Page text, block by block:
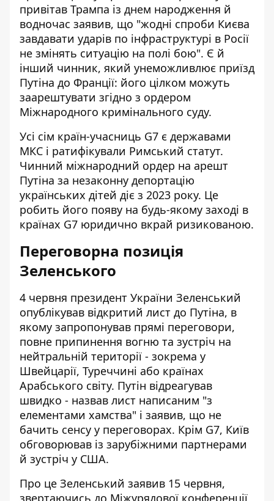
привітав Трампа із днем народження й
водночас заявив, що "жодні спроби Києва
завдавати ударів по інфраструктурі в Росії
не змінять ситуацію на полі бою". Є й
інший чинник, який унеможливлює приїзд
Путіна до Франції: його цілком можуть
заарештувати згідно з ордером
Міжнародного кримінального суду.
Усі сім країн-учасниць G7 є державами
МКС і ратифікували Римський статут.
Чинний міжнародний ордер на арешт
Путіна за незаконну депортацію
українських дітей діє з 2023 року. Це
робить його появу на будь-якому заході в
країнах G7 юридично вкрай ризикованою.
Переговорна позиція
Зеленського
4 червня президент України Зеленський
опублікував відкритий лист до Путіна, в
якому запропонував прямі переговори,
повне припинення вогню та зустріч на
нейтральній території - зокрема у
Швейцарії, Туреччині або країнах
Арабського світу. Путін відреагував
швидко - назвав лист написаним "з
елементами хамства" і заявив, що не
бачить сенсу у переговорах. Крім G7, Київ
обговорював із зарубіжними партнерами
й зустріч у США.
Про це Зеленський заявив 15 червня,
звертаючись до Міжурядової конференції